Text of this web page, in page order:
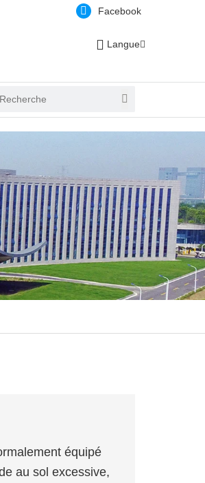
Facebook
Langue
équipé
au sol excessive,